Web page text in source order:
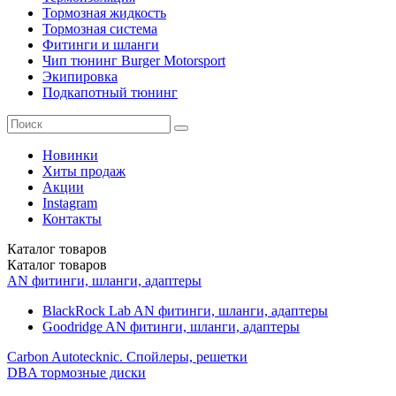
Тормозная жидкость
Тормозная система
Фитинги и шланги
Чип тюнинг Burger Motorsport
Экипировка
Подкапотный тюнинг
Новинки
Хиты продаж
Акции
Instagram
Контакты
Каталог товаров
Каталог товаров
AN фитинги, шланги, адаптеры
BlackRock Lab AN фитинги, шланги, адаптеры
Goodridge AN фитинги, шланги, адаптеры
Carbon Autotecknic. Спойлеры, решетки
DBA тормозные диски